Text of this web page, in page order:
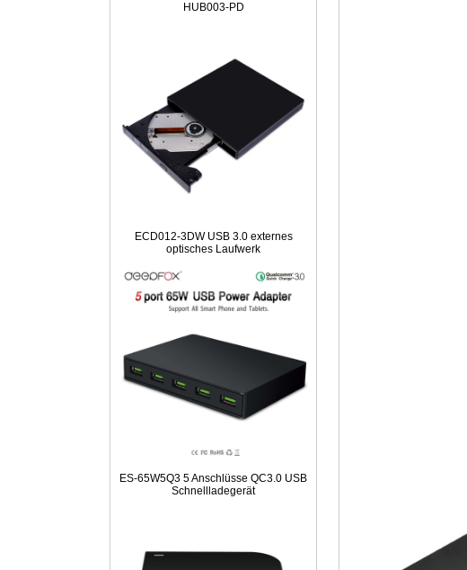
HUB003-PD
ECD012-3DW USB 3.0 externes
optisches Laufwerk
ES-65W5Q3 5 Anschlüsse QC3.0 USB
Schnellladegerät